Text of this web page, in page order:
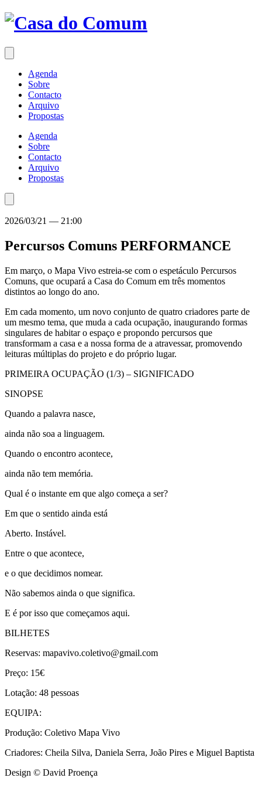
Saltar
para
conteúdo
Agenda
Sobre
Contacto
Arquivo
Propostas
Agenda
Sobre
Contacto
Arquivo
Propostas
2026/03/21 — 21:00
Percursos Comuns PERFORMANCE
Em março, o Mapa Vivo estreia-se com o espetáculo Percursos
Comuns, que ocupará a Casa do Comum em três momentos
distintos ao longo do ano.
Em cada momento, um novo conjunto de quatro criadores parte de
um mesmo tema, que muda a cada ocupação, inaugurando formas
singulares de habitar o espaço e propondo percursos que
transformam a casa e a nossa forma de a atravessar, promovendo
leituras múltiplas do projeto e do próprio lugar.
PRIMEIRA OCUPAÇÃO (1/3) – SIGNIFICADO
SINOPSE
Quando a palavra nasce,
ainda não soa a linguagem.
Quando o encontro acontece,
ainda não tem memória.
Qual é o instante em que algo começa a ser?
Em que o sentido ainda está
Aberto. Instável.
Entre o que acontece,
e o que decidimos nomear.
Não sabemos ainda o que significa.
E é por isso que começamos aqui.
BILHETES
Reservas: mapavivo.coletivo@gmail.com
Preço: 15€
Lotação: 48 pessoas
EQUIPA:
Produção: Coletivo Mapa Vivo
Criadores: Cheila Silva, Daniela Serra, João Pires e Miguel Baptista
Design © David Proença